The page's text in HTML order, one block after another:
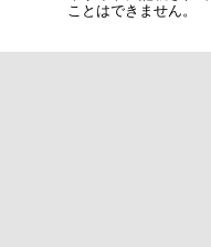
ことはできません。